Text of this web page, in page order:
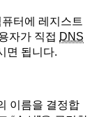
터에 레지스트
자가 직접 DNS
면 됩니다.
이름을 결정합